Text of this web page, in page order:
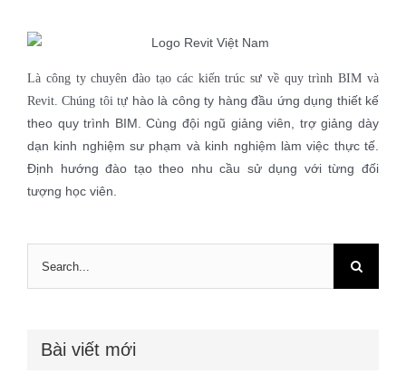
Là công ty chuyên đào tạo các kiến trúc sư về quy trình BIM và
Revit. Chúng tôi tự hào là công ty hàng đầu ứng dụng thiết kế
theo quy trình BIM. Cùng đội ngũ giảng viên, trợ giảng dày
dạn kinh nghiệm sư phạm và kinh nghiệm làm việc thực tế.
Định hướng đào tạo theo nhu cầu sử dụng với từng đối
tượng học viên.
Bài viết mới